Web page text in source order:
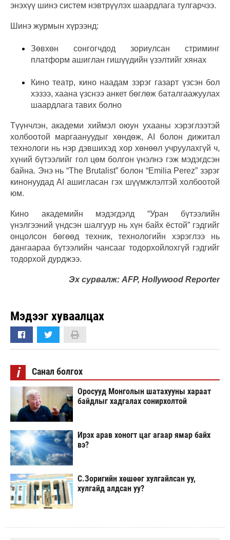
энэхүү шинэ систем нэвтрүүлэх шаардлага тулгарчээ.
Шинэ журмын хүрээнд:
Зөвхөн сонгогчдод зориулсан стриминг
платформ ашиглан гишүүдийн үзэлтийг хянах
Кино театр, кино наадам зэрэг газарт үзсэн бол
хэзээ, хаана үзснээ анкет бөглөж баталгаажуулах
шаардлага тавих болно
Түүнчлэн, академи хиймэл оюун ухааны хэрэглээтэй
холбоотой маргаануудыг хөндөж, AI болон дижитал
технологи нь нэр дэвшихэд хор хөнөөл учруулахгүй ч,
хүний бүтээлийг гол цөм болгон үнэлнэ гэж мэдэгдсэн
байна. Энэ нь “The Brutalist” болон “Emilia Perez” зэрэг
кинонуудад AI ашигласан гэх шүүмжлэлтэй холбоотой
юм.
Кино академийн мэдэгдэлд “Уран бүтээлийн
үнэлгээний үндсэн шалгуур нь хүн байх ёстой” гэдгийг
онцолсон бөгөөд техник, технологийн хэрэглээ нь
дангаараа бүтээлийн чансааг тодорхойлохгүй гэдгийг
тодорхой дурджээ.
Эх сурвалж: AFP, Hollywood Reporter
Мэдээг хуваалцах
i Санал болгох
Оросууд Монголын шатахууны хараат
байдлыг хадгалах сонирхолтой
Ирэх арав хоногт цаг агаар ямар байх
вэ?
С.Зоригийн хөшөөг хулгайлсан уу,
хулгайд алдсан уу?